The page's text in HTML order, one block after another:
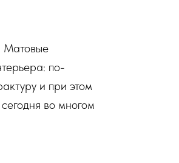
Матовые
по-
и при этом
во многом